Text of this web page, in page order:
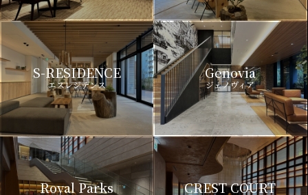
S-RESIDENCE
エスレジデンス
Genovia
ジェノヴィア
Royal Parks CREST COURT